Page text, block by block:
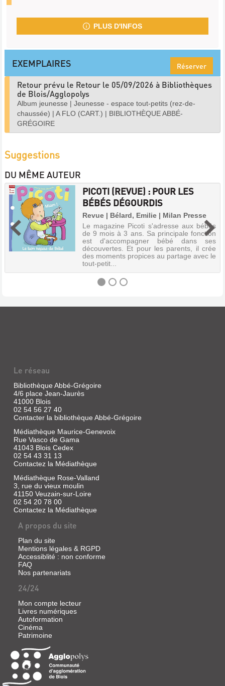
PLUS D'INFOS
EXEMPLAIRES Réserver
Retour prévu le Retour le 05/09/2026 à Bibliothèques
de Blois/Agglopolys
Album jeunesse | Jeunesse - espace tout-petits (rez-de-
chaussée) | A FLO (CART.) | BIBLIOTHÈQUE ABBÉ-
GRÉGOIRE
Suggestions
DU MÊME AUTEUR
PICOTI (REVUE) : POUR LES
BÉBÉS DÉGOURDIS
Revue | Bélard, Emilie | Milan Presse
Le magazine Picoti s'adresse aux bébés
de 9 mois à 3 ans. Sa principale fonction
est d'accompagner bébé dans ses
découvertes. Et pour les parents, il crée
des moments propices au partage avec le
tout-petit...
BÉBÉS
DÉGOURDIS
Revue
Bélard,
Milan
Presse
Le
Picoti
s'adresse
aux
bébés
de
mois
ans.
Sa
principale
fonction
est
d'accompagner
bébé
ses
découvertes.
pour
les
il
crée
des
moments
propices
Le réseau
Bibliothèque Abbé-Grégoire
4/6 place Jean-Jaurès
41000 Blois
02 54 56 27 40
Contacter la bibliothèque Abbé-Grégoire
Médiathèque Maurice-Genevoix
Rue Vasco de Gama
41043 Blois Cedex
02 54 43 31 13
Contactez la Médiathèque
Médiathèque Rose-Valland
3, rue du vieux moulin
41150 Veuzain-sur-Loire
02 54 20 78 00
Contactez la Médiathèque
A propos du site
Plan du site
Mentions légales & RGPD
Accessiblité : non conforme
FAQ
Nos partenariats
24/24
Mon compte lecteur
Livres numériques
Autoformation
Cinéma
Patrimoine